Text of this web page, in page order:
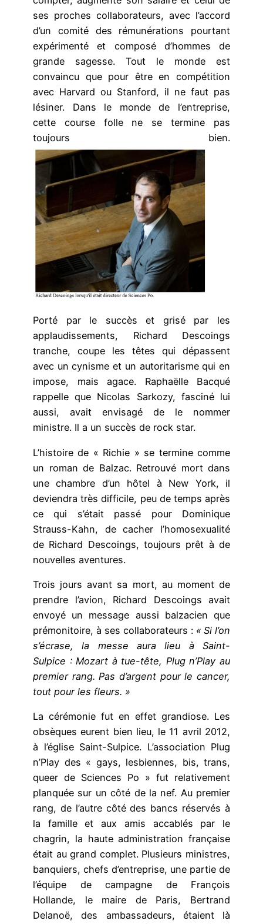
ses proches collaborateurs, avec l’accord
d’un comité des rémunérations pourtant
expérimenté et composé d’hommes de
grande sagesse. Tout le monde est
convaincu que pour être en compétition
avec Harvard ou Stanford, il ne faut pas
lésiner. Dans le monde de l’entreprise,
cette course folle ne se termine pas
toujours bien.
Porté par le succès et grisé par les
applaudissements, Richard Descoings
tranche, coupe les têtes qui dépassent
avec un cynisme et un autoritarisme qui en
impose, mais agace. Raphaëlle Bacqué
rappelle que Nicolas Sarkozy, fasciné lui
aussi, avait envisagé de le nommer
ministre. Il a un succès de rock star.
L’histoire de « Richie » se termine comme
un roman de Balzac. Retrouvé mort dans
une chambre d’un hôtel à New York, il
deviendra très difficile, peu de temps après
ce qui s’était passé pour Dominique
Strauss-Kahn, de cacher l’homosexualité
de Richard Descoings, toujours prêt à de
nouvelles aventures.
Trois jours avant sa mort, au moment de
prendre l’avion, Richard Descoings avait
envoyé un message aussi balzacien que
prémonitoire, à ses collaborateurs : « Si l’on
s’écrase, la messe aura lieu à Saint-
Sulpice : Mozart à tue-tête, Plug n’Play au
premier rang. Pas d’argent pour le cancer,
tout pour les fleurs. »
La cérémonie fut en effet grandiose. Les
obsèques eurent bien lieu, le 11 avril 2012,
à l’église Saint-Sulpice. L’association Plug
n’Play des « gays, lesbiennes, bis, trans,
queer de Sciences Po » fut relativement
planquée sur un côté de la nef. Au premier
rang, de l’autre côté des bancs réservés à
la famille et aux amis accablés par le
chagrin, la haute administration française
était au grand complet. Plusieurs ministres,
banquiers, chefs d’entreprise, une partie de
l’équipe de campagne de François
Hollande, le maire de Paris, Bertrand
Delanoë, des ambassadeurs, étaient là